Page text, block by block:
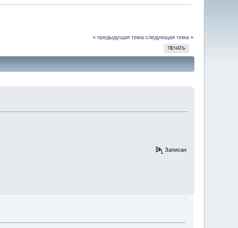
« предыдущая тема следующая тема »
ПЕЧАТЬ
Записан